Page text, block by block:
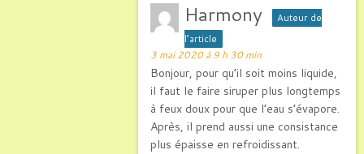
Harmony
Auteur de
l’article
3 mai 2020 à 9 h 30 min
Bonjour, pour qu’il soit moins liquide,
il faut le faire siruper plus longtemps
à feux doux pour que l’eau s’évapore.
Après, il prend aussi une consistance
plus épaisse en refroidissant.